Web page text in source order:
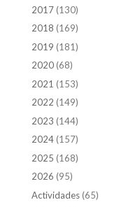
2017(130)
2018 (169)
2019 (181)
2020(68)
2021 (153)
2022 (149)
2023 (144)
2024(157)
2025 (168)
2026 (95)
Actividades(65)